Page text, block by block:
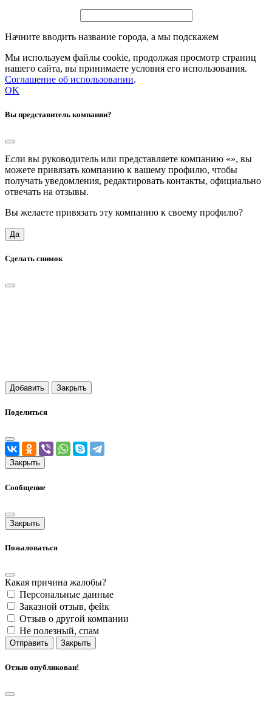
Начните вводить название города, а мы подскажем
Мы используем файлы cookie, продолжая просмотр страниц
нашего сайта, вы принимаете условия его использования.
Соглашение об использовании.
OK
Вы представитель компании?
Если вы руководитель или представляете компанию «», вы
можете привязать компанию к вашему профилю, чтобы
получать уведомления, редактировать контакты, официально
отвечать на отзывы.
Вы желаете привязать эту компанию к своему профилю?
Да
Сделать снимок
Добавить Закрыть
Поделиться
Закрыть
Сообщение
Закрыть
Пожаловаться
Какая причина жалобы?
Персональные данные
Заказной отзыв, фейк
Отзыв о другой компании
Не полезный, спам
Отправить Закрыть
Отзыв опубликован!